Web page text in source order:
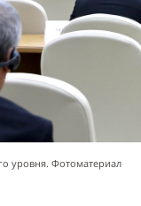
уровня. Фотоматериал